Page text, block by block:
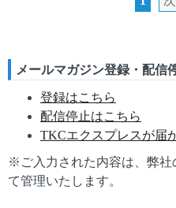
メールマガジン登録・配信
登録はこちら
配信停止はこちら
TKCエクスプレスが届
※ご入力された内容は、弊社
て管理いたします。